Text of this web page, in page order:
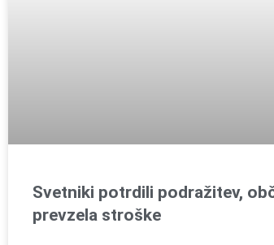
Svetniki potrdili podražitev,
prevzela stroške